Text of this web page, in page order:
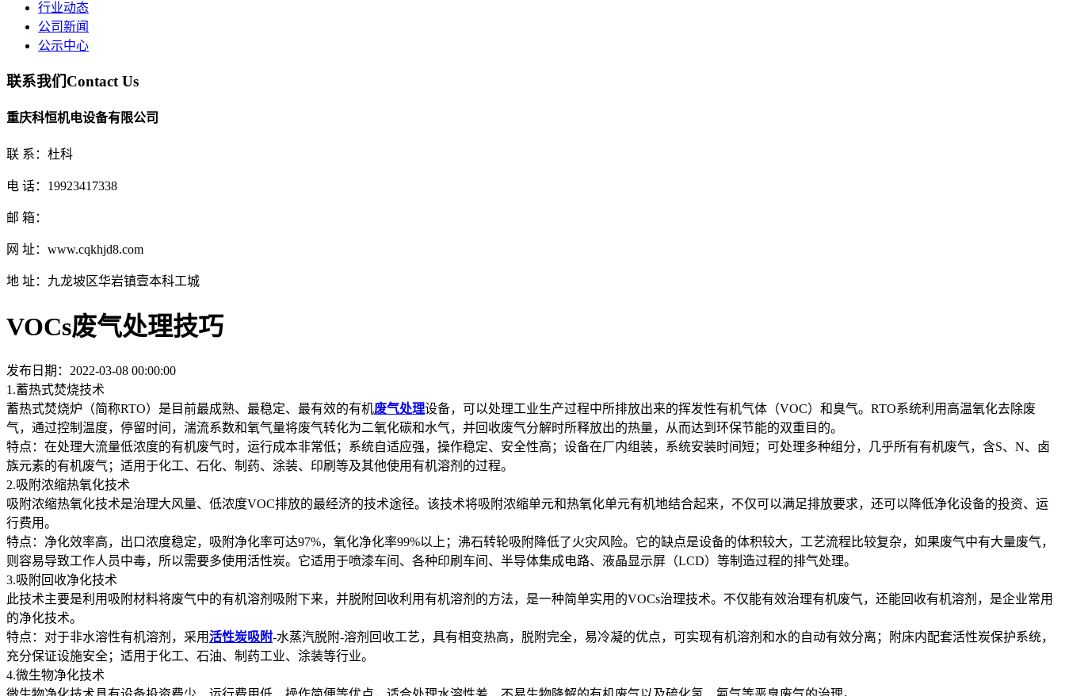
行业动态
公司新闻
公示中心
联系我们Contact Us
重庆科恒机电设备有限公司
联 系：杜科
电 话：19923417338
邮 箱：
网 址：www.cqkhjd8.com
地 址：九龙坡区华岩镇壹本科工城
VOCs废气处理技巧
发布日期：2022-03-08 00:00:00
1.蓄热式焚烧技术
蓄热式焚烧炉（简称RTO）是目前最成熟、最稳定、最有效的有机废气处理设备，可以处理工业生产过程中所排放出来的挥发性有机气体（VOC）和臭气。RTO系统利用高温氧化去除废
气，通过控制温度，停留时间，湍流系数和氧气量将废气转化为二氧化碳和水气，并回收废气分解时所释放出的热量，从而达到环保节能的双重目的。
特点：在处理大流量低浓度的有机废气时，运行成本非常低；系统自适应强，操作稳定、安全性高；设备在厂内组装，系统安装时间短；可处理多种组分，几乎所有有机废气，含S、N、卤
族元素的有机废气；适用于化工、石化、制药、涂装、印刷等及其他使用有机溶剂的过程。
2.吸附浓缩热氧化技术
吸附浓缩热氧化技术是治理大风量、低浓度VOC排放的最经济的技术途径。该技术将吸附浓缩单元和热氧化单元有机地结合起来，不仅可以满足排放要求，还可以降低净化设备的投资、运
行费用。
特点：净化效率高，出口浓度稳定，吸附净化率可达97%，氧化净化率99%以上；沸石转轮吸附降低了火灾风险。它的缺点是设备的体积较大，工艺流程比较复杂，如果废气中有大量废气，
则容易导致工作人员中毒，所以需要多使用活性炭。它适用于喷漆车间、各种印刷车间、半导体集成电路、液晶显示屏（LCD）等制造过程的排气处理。
3.吸附回收净化技术
此技术主要是利用吸附材料将废气中的有机溶剂吸附下来，并脱附回收利用有机溶剂的方法，是一种简单实用的VOCs治理技术。不仅能有效治理有机废气，还能回收有机溶剂，是企业常用
的净化技术。
特点：对于非水溶性有机溶剂，采用活性炭吸附-水蒸汽脱附-溶剂回收工艺，具有相变热高，脱附完全，易冷凝的优点，可实现有机溶剂和水的自动有效分离；附床内配套活性炭保护系统，
充分保证设施安全；适用于化工、石油、制药工业、涂装等行业。
4.微生物净化技术